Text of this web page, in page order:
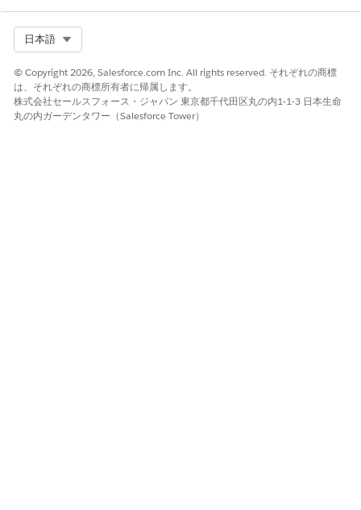
日本語
© Copyright 2026, Salesforce.com Inc. All rights reserved. それぞれの商標
は、それぞれの商標所有者に帰属します。
株式会社セールスフォース・ジャパン 東京都千代田区丸の内1-1-3 日本生命
丸の内ガーデンタワー（Salesforce Tower）